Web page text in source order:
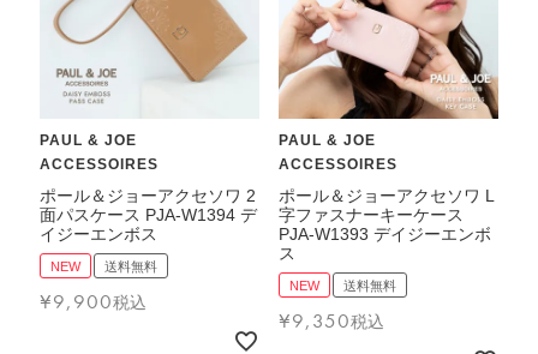
PAUL & JOE
ACCESSOIRES
ポール＆ジョーアクセソワ 2
面パスケース PJA-W1394 デ
イジーエンボス
NEW 送料無料
¥9,900税込
PAUL & JOE
ACCESSOIRES
ポール＆ジョーアクセソワ L
字ファスナーキーケース
PJA-W1393 デイジーエンボ
ス
NEW 送料無料
¥9,350税込